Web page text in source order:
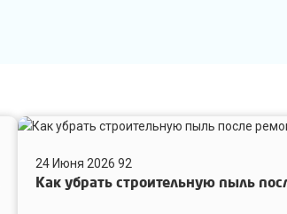
Как
строительную
пыль
24 Июня 2026 92
Как убрать строительную пыль